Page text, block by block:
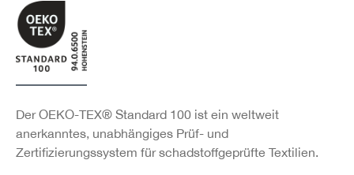
Der OEKO-TEX® Standard 100 ist ein weltweit
anerkanntes, unabhängiges Prüf- und
Zertifizierungssystem für schadstoffgeprüfte Textilien.